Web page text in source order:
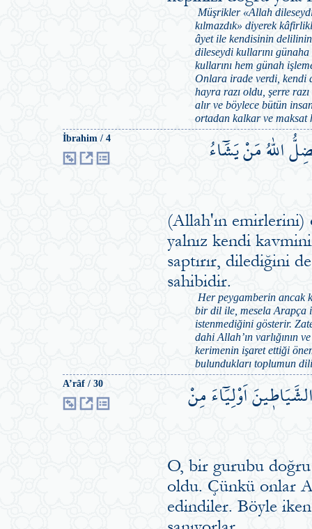
Müşrikler «Allah
kılmazdık» diyerek
âyet ile kendisinin
dileseydi kullarını
kullarını hem günah
Onlara irade verdi, kendi
hayra razı oldu, şerre
alır ve böylece bütün
ortadan kalkar ve maksat
İbrahim / 4 اللّٰهُ مَنْ يَشَٓاءُ
(Allah'ın emirlerini)
yalnız kendi
saptırır, dilediğini
sahibidir.
Her peygamberin ancak
bir dil ile, mesela Arapça
istenmediğini gösterir.
dahi Allah’ın varlığının
kerimenin işaret ettiği
bulundukları toplumun
A’râf / 30 اَوْلِيَٓاءَ مِنْ
O, bir gurubu
oldu. Çünkü onlar
edindiler. Böyle